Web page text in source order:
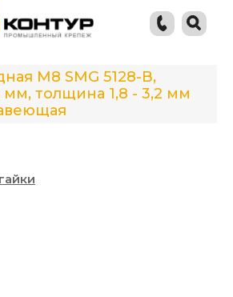
М8 SMG 5128-B,
мм, толщина 1,8 - 3,2 мм